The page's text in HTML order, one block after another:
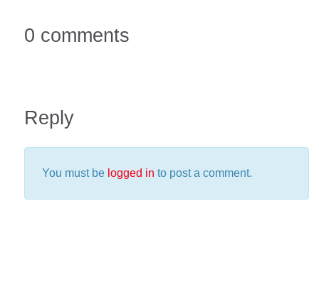
0 comments
Reply
You must be logged in to post a comment.